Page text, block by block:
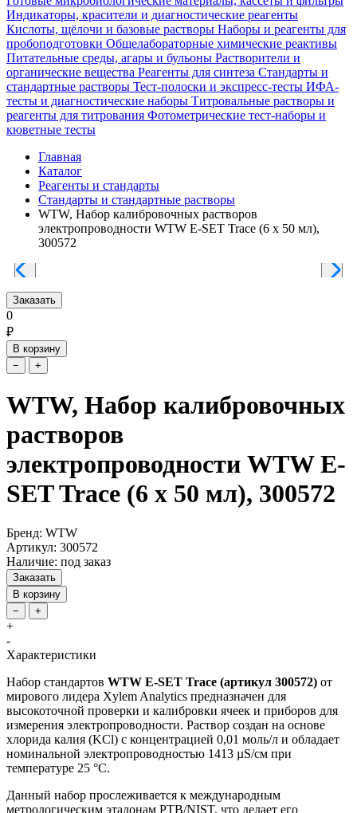
Индикаторы, красители и диагностические реагенты
Кислоты, щёлочи и базовые растворы Наборы и реагенты для
пробоподготовки Общелабораторные химические реактивы
Питательные среды, агары и бульоны Растворители и
органические вещества Реагенты для синтеза Стандарты и
стандартные растворы Тест-полоски и экспресс-тесты ИФА-
тесты и диагностические наборы Титровальные растворы и
реагенты для титрования Фотометрические тест-наборы и
кюветные тесты
Главная
Каталог
Реагенты и стандарты
Стандарты и стандартные растворы
WTW, Набор калибровочных растворов
электропроводности WTW E-SET Trace (6 х 50 мл),
300572
Заказать
0
₽
В корзину
−
+
WTW, Набор калибровочных
растворов
электропроводности WTW E-
SET Trace (6 х 50 мл), 300572
Бренд: WTW
Артикул: 300572
Наличие: под заказ
Заказать
В корзину
−
+
+
-
Характеристики
Набор стандартов WTW E-SET Trace (артикул 300572) от
мирового лидера Xylem Analytics предназначен для
высокоточной проверки и калибровки ячеек и приборов для
измерения электропроводности. Раствор создан на основе
хлорида калия (KCl) с концентрацией 0,01 моль/л и обладает
номинальной электропроводностью 1413 µS/см при
температуре 25 °C.
Данный набор прослеживается к международным
метрологическим эталонам PTB/NIST, что делает его